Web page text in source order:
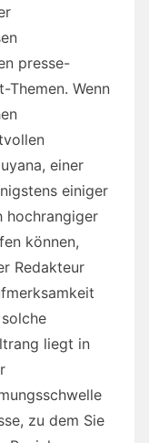
presse-
Wenn
einer
einiger
hochrangiger
können,
Redakteur
liegt in
zu dem Sie